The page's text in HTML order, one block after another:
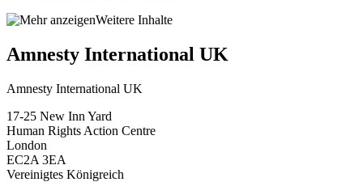
Weitere Inhalte
Amnesty International UK
Amnesty International UK
17-25 New Inn Yard
Human Rights Action Centre
London
EC2A 3EA
Vereinigtes Königreich